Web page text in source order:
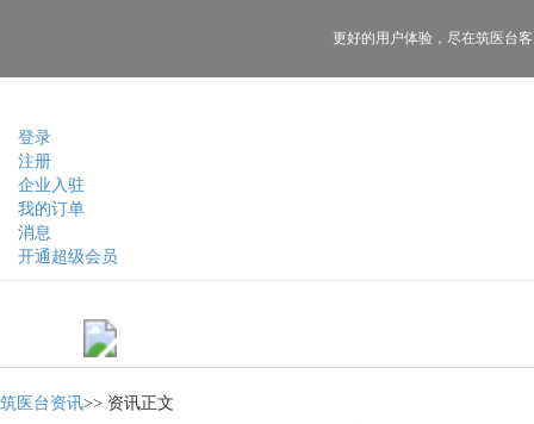
登录
注册
企业入驻
我的订单
消息
开通超级会员
更好的用户体验， 尽在筑医台
筑医台资讯>> 资讯正文